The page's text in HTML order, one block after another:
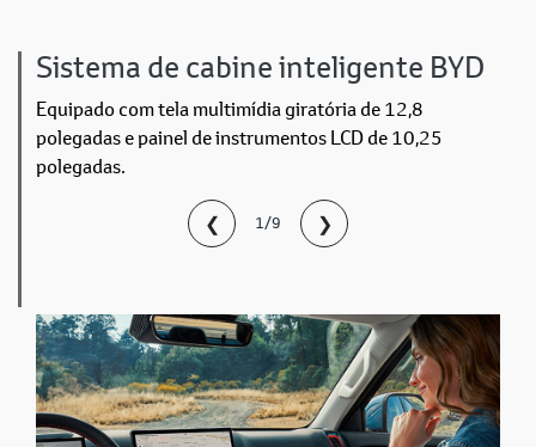
Sistema de cabine inteligente BYD
Equipado com tela multimídia giratória de 12,8
polegadas e painel de instrumentos LCD de 10,25
polegadas.
❮ 1/9 ❯